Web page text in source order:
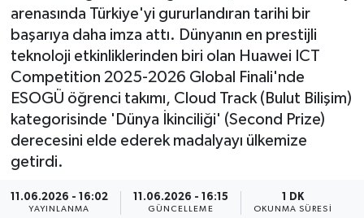
arenasında Türkiye'yi gururlandıran tarihi bir
başarıya daha imza attı. Dünyanın en prestijli
teknoloji etkinliklerinden biri olan Huawei ICT
Competition 2025-2026 Global Finali'nde
ESOGÜ öğrenci takımı, Cloud Track (Bulut Bilişim)
kategorisinde 'Dünya İkinciliği' (Second Prize)
derecesini elde ederek madalyayı ülkemize
getirdi.
11.06.2026 - 16:02
YAYINLANMA
11.06.2026 - 16:15
GÜNCELLEME
1 DK
OKUNMA SÜRESI
Advertising news
Canlı Maç
ÇEVRE
Dış Haberler
Dünya
EĞİTİM
Haber Arşivi